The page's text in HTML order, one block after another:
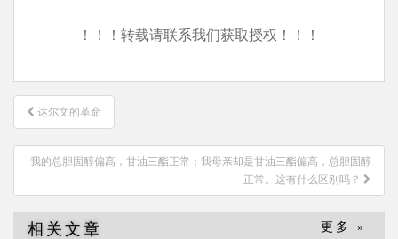
！！！转载请联系我们获取授权！！！
文
章
导
达尔文的革命
我的总胆固醇偏高，甘油三酯正常；我母亲却是甘油三酯偏高，总胆固醇
正常。这有什么区别吗？
相关文章 更多 »